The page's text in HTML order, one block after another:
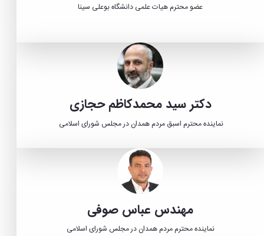
عضو محترم هیات علمی دانشگاه بوعلی سینا
دکتر سید محمدکاظم حجازی
نماینده محترم اسبق مردم همدان در مجلس شورای اسلامی
مهندس عباس صوفی
نماینده محترم مردم همدان در مجلس شورای اسلامی